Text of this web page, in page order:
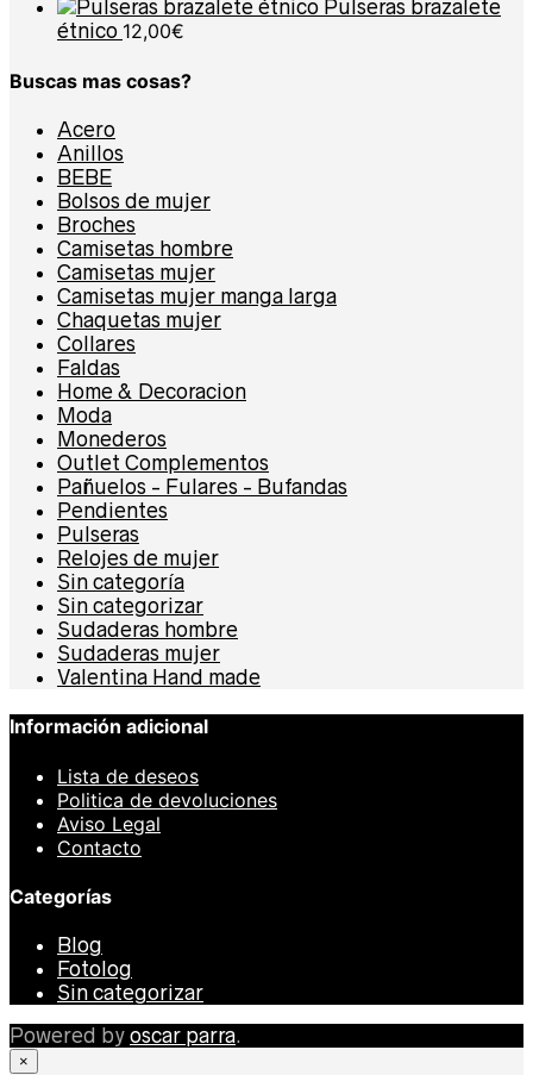
Pulseras brazalete
étnico 12,00€
Buscas mas cosas?
Acero
Anillos
BEBE
Bolsos de mujer
Broches
Camisetas hombre
Camisetas mujer
Camisetas mujer manga larga
Chaquetas mujer
Collares
Faldas
Home & Decoracion
Moda
Monederos
Outlet Complementos
Pañuelos - Fulares - Bufandas
Pendientes
Pulseras
Relojes de mujer
Sin categoría
Sin categorizar
Sudaderas hombre
Sudaderas mujer
Valentina Hand made
Información adicional
Lista de deseos
Politica de devoluciones
Aviso Legal
Contacto
Categorías
Blog
Fotolog
Sin categorizar
Powered by oscar parra.
×